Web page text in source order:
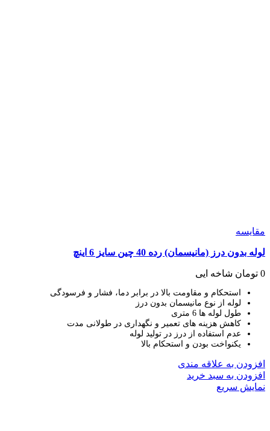
مقايسه
لوله بدون درز (مانیسمان) رده 40 چین سایز 6 اینچ
0 تومان شاخه ایی
استحکام و مقاومت بالا در برابر دما، فشار و فرسودگی
لوله از نوع مانیسمان بدون درز
طول لوله ها 6 متری
کاهش هزینه های تعمیر و نگهداری در طولانی مدت
عدم استفاده از درز در تولید لوله
یکنواخت بودن و استحکام بالا
افزودن به علاقه مندی
افزودن به سبد خرید
نمایش سریع